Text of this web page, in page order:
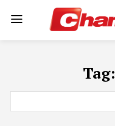
Tag: